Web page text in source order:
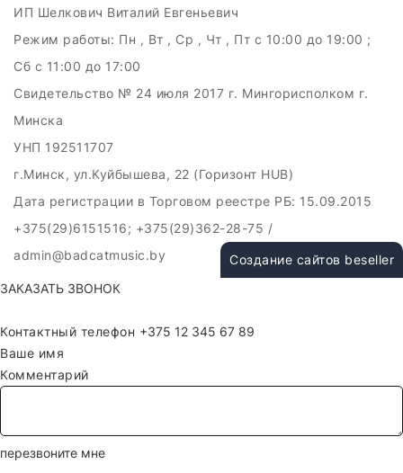
ИП Шелкович Виталий Евгеньевич
Режим работы: Пн , Вт , Ср , Чт , Пт c 10:00 до 19:00 ;
Сб c 11:00 до 17:00
Свидетельство № 24 июля 2017 г. Мингорисполком г.
Минска
УНП 192511707
г.Минск, ул.Куйбышева, 22 (Горизонт HUB)
Дата регистрации в Торговом реестре РБ: 15.09.2015
+375(29)6151516; +375(29)362-28-75 /
admin@badcatmusic.by
Создание сайтов beseller
ЗАКАЗАТЬ ЗВОНОК
Контактный телефон
Ваше имя
Комментарий
перезвоните мне